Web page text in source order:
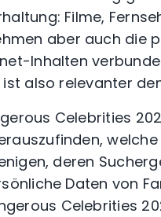
Filme,
aber auch die
Inhalten
also relevanter
Celebrities
deren
Daten von
Celebrities